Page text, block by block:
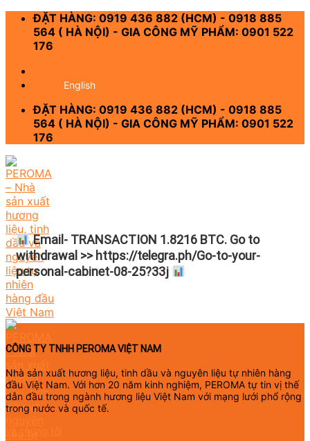
Skip
content
ĐẶT HÀNG: 0919 436 882 (HCM) - 0918 885
564 ( HÀ NỘI) - GIA CÔNG MỸ PHẨM: 0901 522
176
English
ĐẶT HÀNG: 0919 436 882 (HCM) - 0918 885
564 ( HÀ NỘI) - GIA CÔNG MỸ PHẨM: 0901 522
176
Email- TRANSACTION 1.8216 BTC. Go to
withdrawal >> https://telegra.ph/Go-to-your-
personal-cabinet-08-25?33j
CÔNG TY TNHH PEROMA VIỆT NAM
Nhà sản xuất hương liệu, tinh dầu và nguyên liệu tự nhiên hàng
đầu Việt Nam. Với hơn 20 năm kinh nghiệm, PEROMA tự tin vị thế
dẫn đầu trong ngành hương liệu Việt Nam với mạng lưới phổ rộng
trong nước và quốc tế.